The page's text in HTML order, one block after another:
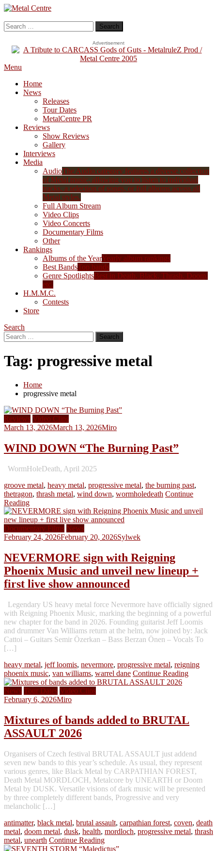
Skip
Content
Metal Centre
Mailorder & Webzine
Search
for:
Advertisement
Menu
Home
News
Releases
Tour Dates
MetalCentre PR
Reviews
Show Reviews
Gallery
Interviews
Media
AudioThe Audio category features a diverse collection
of Metal music, allowing you to listen to individual
tracks, a selection of songs, or full albums across all
Metal styles.
Full Album Stream
Video Clips
Video Concerts
Documentary Films
Other
Rankings
Albums of the YearYearly album rankings
Best BandsTop bands
Genre SpotlightsBest in Death, Black, Thrash, Doom,
etc.
H.M.M.C.
Contests
Store
Search
Search
for:
Tag: progressive metal
Home
progressive metal
Reviews Video Clips
March 13, 2026March 13, 2026Miro
WIND DOWN “The Burning Past”
WormHoleDeath, April 2025
groove metal, heavy metal, progressive metal, the burning past,
thetragon, thrash metal, wind down, wormholedeath Continue
Reading
Documentary Films News
February 24, 2026February 20, 2026Sylwek
NEVERMORE sign with Reigning
Phoenix Music and unveil new lineup +
first live show announced
Legendary US heavy metal force Nevermore have officially signed
with Reigning Phoenix Music, marking the beginning of a powerful
new chapter for the band in 2026. Founding guitarist Jeff Loomis
and drummer Van Williams return at the helm, now joined by: Jack
Cattoi – Guitars Semir Özerkan – Bass Berzan Önen – Vocals To
[…]
heavy metal, jeff loomis, nevermore, progressive metal, reigning
phoenix music, van williams, warrel dane Continue Reading
News Tour Dates Video Clips
February 6, 2026Miro
Mixtures of bands added to BRUTAL
ASSAULT 2026
Organisers of Czech festival BRUTAL ASSAULT just addend
seven new bands to this year’s schedule. As usual, they represent
various genres, like Black Metal by CARPATHIAN FOREST,
Death Metal MORDLOCH, Metalcore by UNEARTH or Doom
Metal by DUSK. Versatile visions of dark music will be presented
by three completely different bands, Progressive and very
melancholic […]
antimatter, black metal, brutal assault, carpathian forest, coven, death
metal, doom metal, dusk, health, mordloch, progressive metal, thrash
metal, unearth Continue Reading